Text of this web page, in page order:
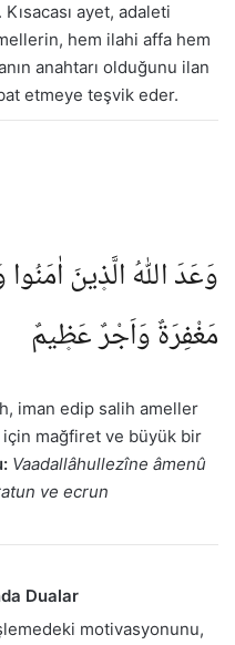
ayet, adaleti
hem ilahi affa hem
anahtarı olduğunu ilan
etmeye teşvik eder.
وَعَدَ اللّٰهُ الَّذ۪ينَ
مَغْفِرَةٌ وَاَجْرٌ عَظ۪يمٌ
iman edip salih ameller
mağfiret ve büyük bir
Vaadallâhullezîne âmenû
ve ecrun
Dualar
motivasyonunu,